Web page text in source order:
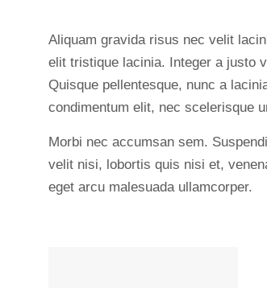
Aliquam gravida risus nec velit
elit tristique lacinia. Integer a justo
Quisque pellentesque, nunc a
condimentum elit, nec scelerisque
Morbi nec accumsan sem.
velit nisi, lobortis quis nisi et,
eget arcu malesuada ullamcorper.